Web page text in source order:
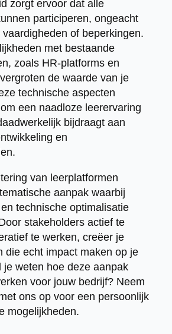
zorgt ervoor dat alle
participeren, ongeacht
of beperkingen.
met bestaande
zoals HR-platforms en
de waarde van je
technische aspecten
een naadloze leerervaring
bijdraagt aan
en
van leerplatformen
aanpak waarbij
technische optimalisatie
stakeholders actief te
te werken, creëer je
die echt impact maken op je
je weten hoe deze aanpak
voor jouw bedrijf? Neem
ons op voor een persoonlijk
mogelijkheden.